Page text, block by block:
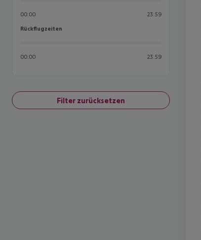
00:00 23:59
Rückflugzeiten
Rückflugzeiten
00:00 23:59
Filter zurücksetzen